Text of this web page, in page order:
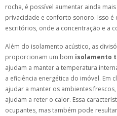
rocha, é possível aumentar ainda
privacidade e conforto sonoro. Isso é
escritórios, onde a concentração e a
Além do isolamento acústico, as
proporcionam um bom isolamento
ajudam a manter a temperatura
a eficiência energética do imóvel. Em
ajudar a manter os ambientes
ajudam a reter o calor. Essa
ocupantes, mas também pode